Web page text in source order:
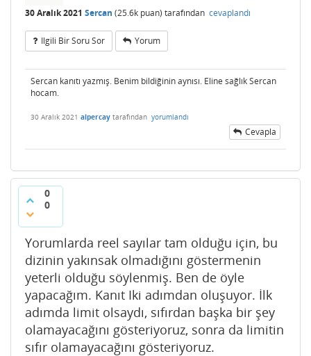
30 Aralık 2021 Sercan (25.6k puan) tarafından cevaplandı
Ilgili Bir Soru Sor Yorum
Sercan kanıtı yazmış. Benim bildiğinin aynısı. Eline sağlık Sercan
hocam.
30 Aralık 2021 alpercay tarafından yorumlandı
Cevapla
0
0
Yorumlarda reel sayılar tam olduğu için, bu
dizinin yakınsak olmadığını göstermenin
yeterli olduğu söylenmiş. Ben de öyle
yapacağım. Kanıt Iki adımdan oluşuyor. İlk
adımda limit olsaydı, sıfırdan başka bir şey
olamayacağını gösteriyoruz, sonra da limitin
sıfır olamayacağını gösteriyoruz.